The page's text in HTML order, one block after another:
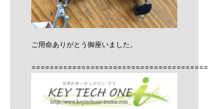
ご用命ありがとう御座いました。